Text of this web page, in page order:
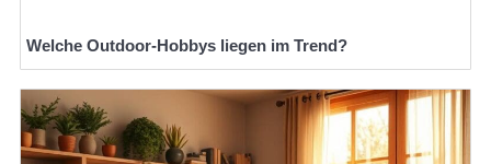
Welche Outdoor-Hobbys liegen im Trend?